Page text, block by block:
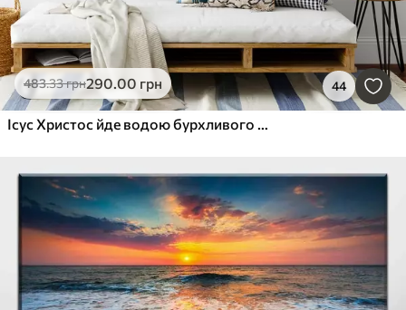
483.33грн290.00 грн 44
Ісус Христос йде водою бурхливого моря до човна